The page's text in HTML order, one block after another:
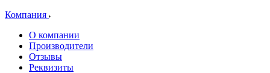
Компания
О компании
Производители
Отзывы
Реквизиты